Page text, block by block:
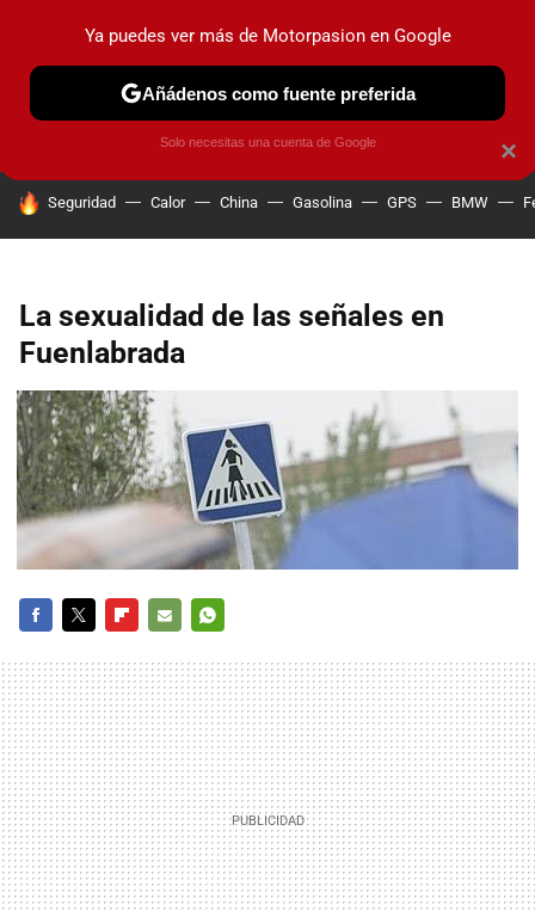
PRUEBAS COCHES ELÉCTRICOS OBSERVATORIO
HOY SE HABLA DE
Seguridad Calor China Gasolina GPS BMW
La sexualidad de las señales en
Fuenlabrada
MAIL
×
Ya puedes ver más de Motorpasion en Google
Añádenos como fuente preferida
Solo necesitas una cuenta de Google